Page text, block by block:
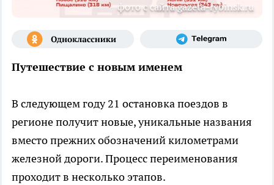
фото с сайта gazeta-rybinsk.ru
Путешествие с новым именем
В следующем году 21 остановка поездов в
регионе получит новые, уникальные названия
вместо прежних обозначений километрами
железной дороги. Процесс переименования
проходит в несколько этапов.